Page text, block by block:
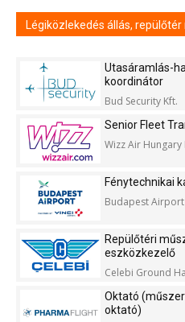
Légiközlekedés állás,
Utasáramlás-
koordinátor
Bud Security Kft.
Senior Fleet
Wizz Air Hungary
Fénytechnikai
Budapest
Repülőtéri
eszközkezelő
Celebi Ground
Oktató
oktató)